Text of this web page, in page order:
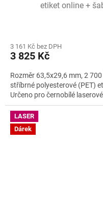
etiket online +
3 161 Kč bez DPH
3 825 Kč
Rozměr 63,5x29,6 mm, 2
stříbrné polyesterové (PET)
Určeno pro černobílé
LASER
Dárek